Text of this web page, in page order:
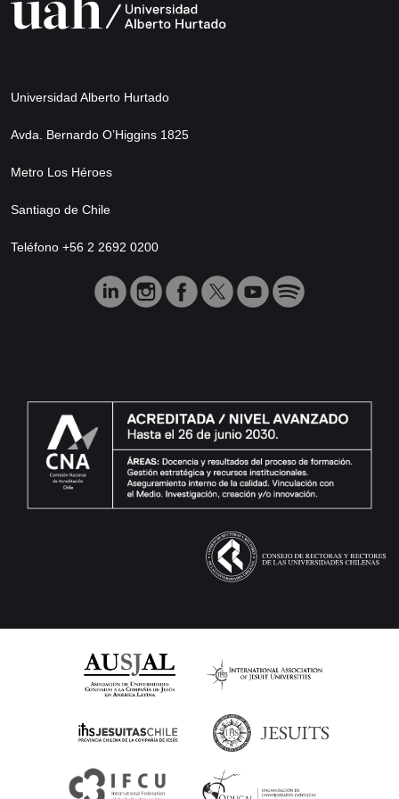
Universidad Alberto Hurtado
Avda. Bernardo O’Higgins 1825
Metro Los Héroes
Santiago de Chile
Teléfono +56 2 2692 0200